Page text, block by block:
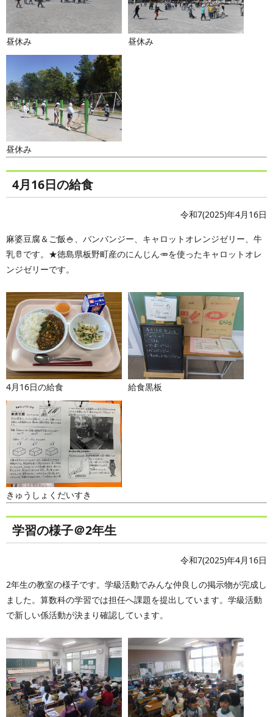
昼休み 昼休み
昼休み
4月16日の給食
令和7(2025)年4月16日
麻婆豆腐＆ご飯🍚、バンバンジー、キャロットオレンジゼリー、牛
乳🥛です。★徳島県板野町産のにんじん🥕を使ったキャロットオレ
ンジゼリーです。
4月16日の給食 給食黒板
きゅうしょくだいすき
学習の様子＠2年生
令和7(2025)年4月16日
2年生の教室の様子です。学級活動でみんな仲良しの掲示物が完成し
ました。算数科の学習では担任へ課題を提出しています。学級活動
で新しい係活動が決まり確認しています。